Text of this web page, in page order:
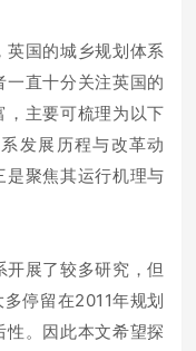
英国的城乡规划体系
直十分关注英国的
，主要可梳理为以下
发展历程与改革动
聚焦其运行机理与
展了较多研究，但
停留在2011年规划
。因此本文希望探